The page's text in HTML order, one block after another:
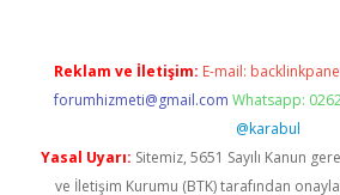
Reklam ve İletişim: E-mail:
forumhizmeti@gmail.com Whatsapp:
@karabul
Yasal Uyarı: Sitemiz, 5651 Sayılı Kanun
ve İletişim Kurumu (BTK) tarafından